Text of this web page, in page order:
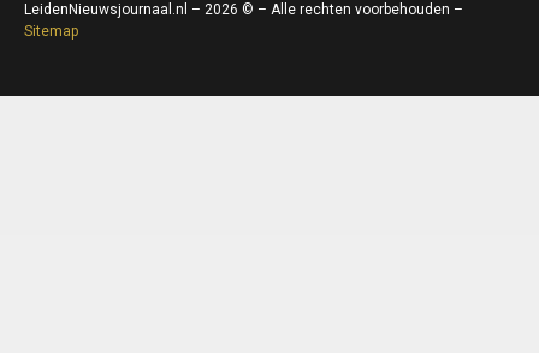
LeidenNieuwsjournaal.nl – 2026 © – Alle rechten voorbehouden –
Sitemap